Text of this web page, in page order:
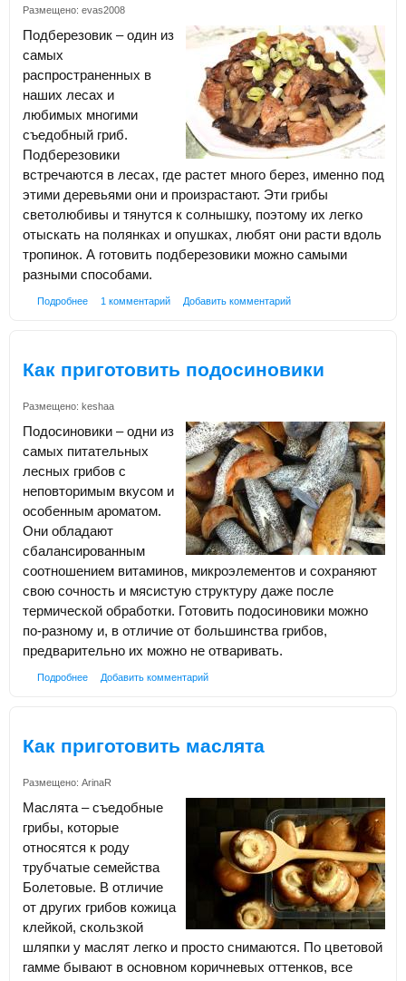
Размещено: evas2008
Подберезовик – один из
самых
распространенных в
наших лесах и
любимых многими
съедобный гриб.
Подберезовики
встречаются в лесах, где растет много берез, именно под
этими деревьями они и произрастают. Эти грибы
светолюбивы и тянутся к солнышку, поэтому их легко
отыскать на полянках и опушках, любят они расти вдоль
тропинок. А готовить подберезовики можно самыми
разными способами.
Подробнее 1 комментарий Добавить комментарий
Как приготовить подосиновики
Размещено: keshaa
Подосиновики – одни из
самых питательных
лесных грибов с
неповторимым вкусом и
особенным ароматом.
Они обладают
сбалансированным
соотношением витаминов, микроэлементов и сохраняют
свою сочность и мясистую структуру даже после
термической обработки. Готовить подосиновики можно
по-разному и, в отличие от большинства грибов,
предварительно их можно не отваривать.
Подробнее Добавить комментарий
Как приготовить маслята
Размещено: ArinaR
Маслята – съедобные
грибы, которые
относятся к роду
трубчатые семейства
Болетовые. В отличие
от других грибов кожица
клейкой, скользкой
шляпки у маслят легко и просто снимаются. По цветовой
гамме бывают в основном коричневых оттенков, все